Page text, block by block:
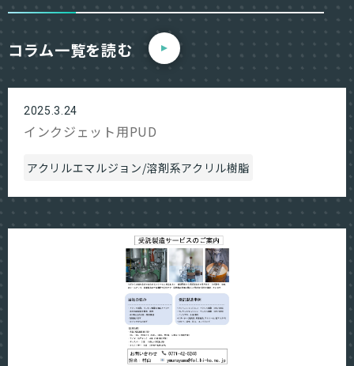
コラム一覧を読む
2025.3.24
インクジェット用PUD
アクリルエマルジョン/溶剤系アクリル樹脂